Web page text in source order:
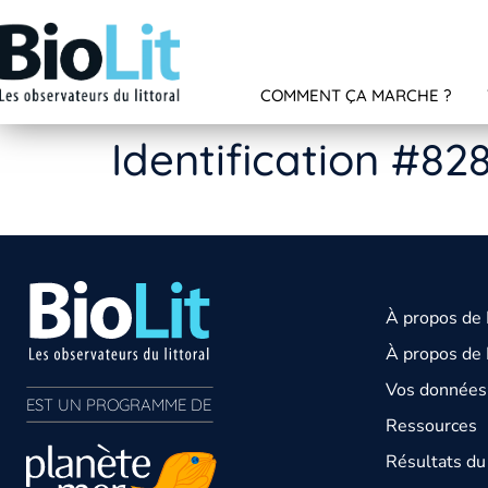
COMMENT ÇA MARCHE ?
Identification
EST UN PROGRAMME DE
À propos de
À propos de
Vos
Ressources
Résultats